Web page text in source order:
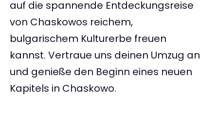
auf die spannende Entdeckungsreise
von Chaskowos reichem,
bulgarischem Kulturerbe freuen
kannst. Vertraue uns deinen Umzug an
und genieße den Beginn eines neuen
Kapitels in Chaskowo.